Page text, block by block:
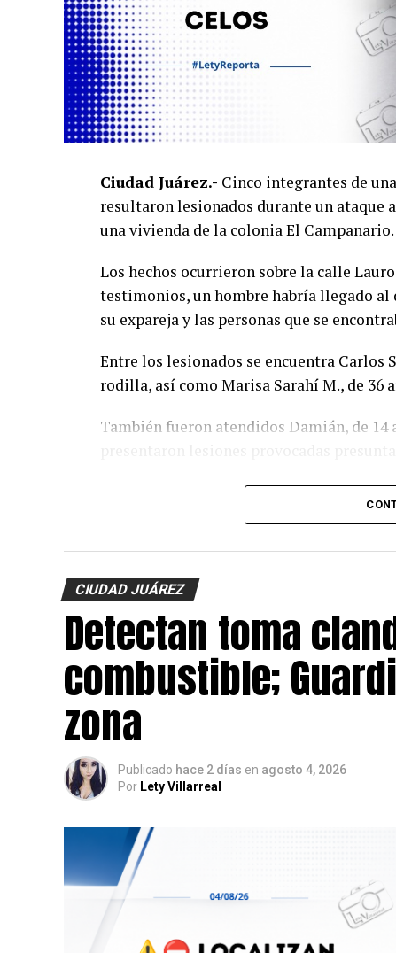
Ciudad Juárez.- Cinco integrantes de
resultaron lesionados durante un ataque
una vivienda de la colonia El Campanario.
Los hechos ocurrieron sobre la calle
testimonios, un hombre habría llegado
su expareja y las personas que se
Entre los lesionados se encuentra Carlos
rodilla, así como Marisa Sarahí M., de 36
También fueron atendidos Damián, de 14
El probable responsable fue identificado
presunto padre de los menores, de
Agentes ministeriales acudieron al lugar
la búsqueda del presunto agresor, quien
CIUDAD JUÁREZ
Detectan toma
combustible;
zona
Publicado hace 2 días en agosto 4, 2026
Por Lety Villarreal